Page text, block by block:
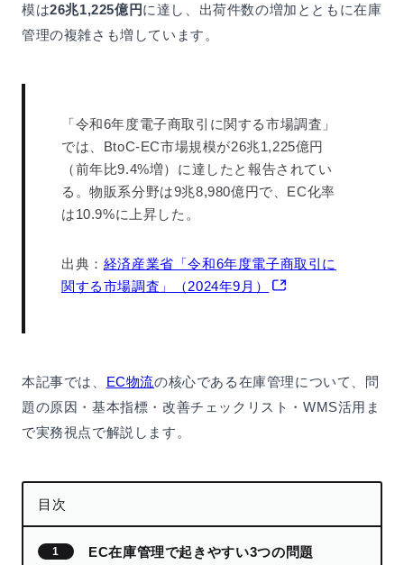
模は26兆1,225億円に達し、出荷件数の増加とともに在庫
管理の複雑さも増しています。
「令和6年度電子商取引に関する市場調査」
では、BtoC-EC市場規模が26兆1,225億円
（前年比9.4%増）に達したと報告されてい
る。物販系分野は9兆8,980億円で、EC化率
は10.9%に上昇した。
出典： 経済産業省「令和6年度電子商取引に
関する市場調査」（2024年9月）
本記事では、 EC物流の核心である在庫管理について、問
題の原因・基本指標・改善チェックリスト・WMS活用ま
で実務視点で解説します。
目次
EC在庫管理で起きやすい3つの問題